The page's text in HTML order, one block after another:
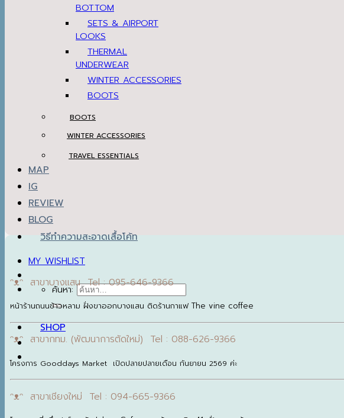
BOTTOM
SETS & AIRPORT
LOOKS
THERMAL
UNDERWEAR
WINTER ACCESSORIES
BOOTS
BOOTS
WINTER ACCESSORIES
TRAVEL ESSENTIALS
MAP
IG
REVIEW
BLOG
วิธีทำความสะอาดเสื้อโค้ท
MY WISHLIST
ค้นหา:
SHOP
ᵔᴥᵔ สาขาบางแสน Tel : 095-646-9366
หน้าร้านถนนข้าวหลาม ฝั่งขาออกบางแสน ติดร้านกาแฟ The vine coffee
ᵔᴥᵔ สาขากทม. (พัฒนาการตัดใหม่) Tel : 088-626-9366
โครงการ Gooddays Market เปิดปลายปลายเดือน กันยายน 2569 ค่ะ
ᵔᴥᵔ สาขาเชียงใหม่ Tel : 094-665-9366